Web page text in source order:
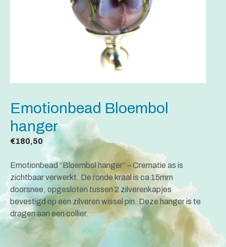
Emotionbead Bloembol
hanger
€180,50
Emotionbead “Bloembol hanger” – Crematie as is
zichtbaar verwerkt. De ronde kraal is ca 15mm
doorsnee, opgesloten tussen 2 zilverenkapjes
bevestigd op een zilveren wissel pin. Deze hanger is te
dragen aan een collier.